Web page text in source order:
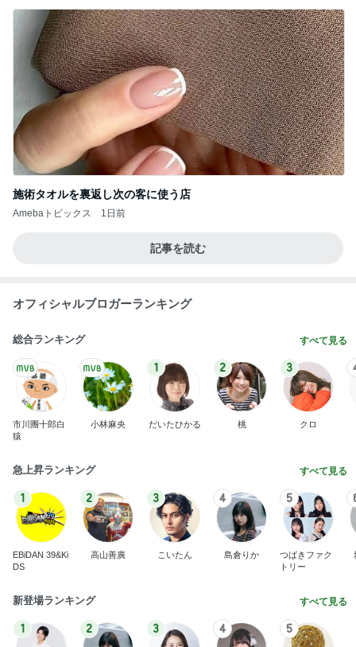
施術タオルを裏返し次の客に使う店
Amebaトピックス 1日前
記事を読む
オフィシャルブロガーランキング
総合ランキング すべて見る
市川團十郎白
猿
小林麻央
1
だいたひかる
2
桃
3
クロ
急上昇ランキング すべて見る
1
EBiDAN 39&Ki
DS
2
高山善廣
3
こいたん
4
島倉りか
5
つばきファク
トリー
新登場ランキング すべて見る
1 2 3 4 5